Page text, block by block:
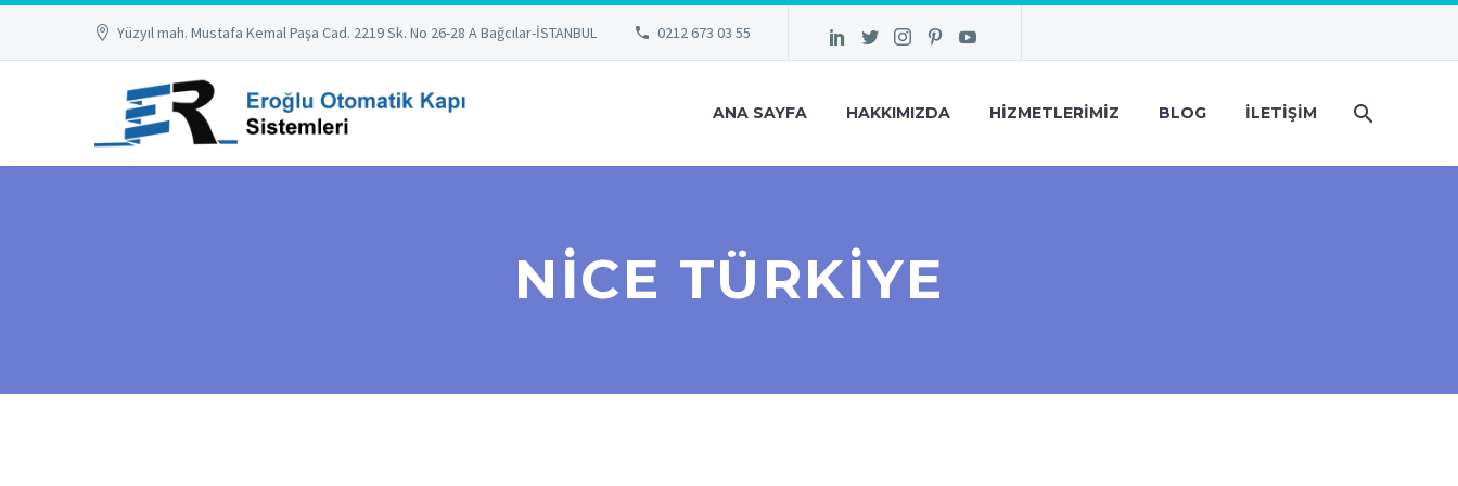
Yüzyıl mah. Mustafa Kemal Paşa Cad. 2219 Sk. No 26-28 A Bağcılar-İSTANBUL 0212 673 03 55
ANA SAYFA HAKKIMIZDA HIZMETLERIMIZ BLOG İLETIŞIM
NICE TÜRKIYE